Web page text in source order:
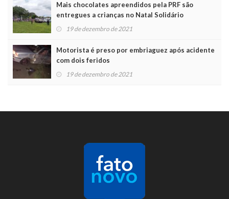
Mais chocolates apreendidos pela PRF são
entregues a crianças no Natal Solidário
19 de dezembro de 2021
Motorista é preso por embriaguez após acidente
com dois feridos
19 de dezembro de 2021